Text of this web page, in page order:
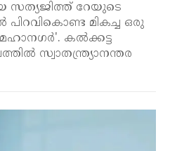
സത്യജിത്ത് റേയുടെ
പിറവികൊണ്ട മികച്ച ഒരു
കൽക്കട്ട
സ്വാതന്ത്ര്യാനന്തര